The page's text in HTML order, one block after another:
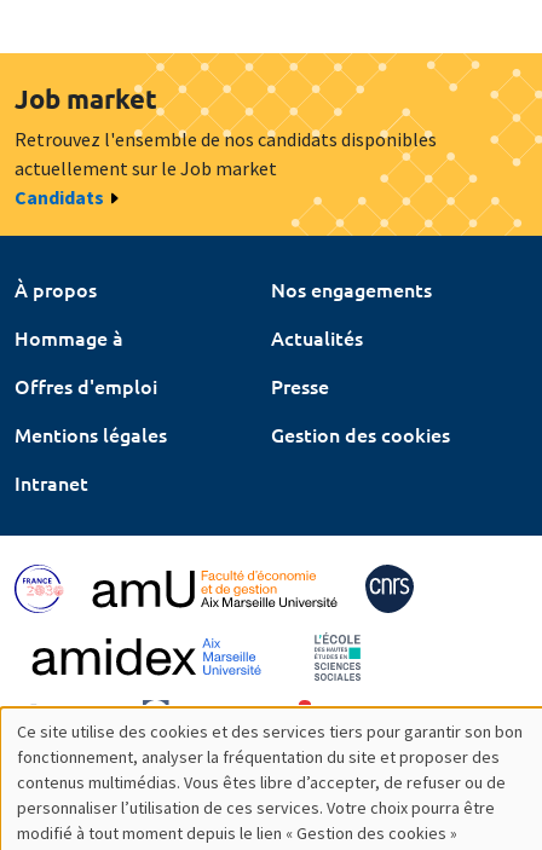
Job market
Retrouvez l'ensemble de nos candidats disponibles
actuellement sur le Job market
Candidats
À propos
Nos engagements
Hommage à
Actualités
Offres d'emploi
Presse
Mentions légales
Gestion des cookies
Intranet
Utilisation
des
Ce site utilise des cookies et des services tiers pour garantir son bon
fonctionnement, analyser la fréquentation du site et proposer des
contenus multimédias. Vous êtes libre d’accepter, de refuser ou de
personnaliser l’utilisation de ces services. Votre choix pourra être
modifié à tout moment depuis le lien « Gestion des cookies »